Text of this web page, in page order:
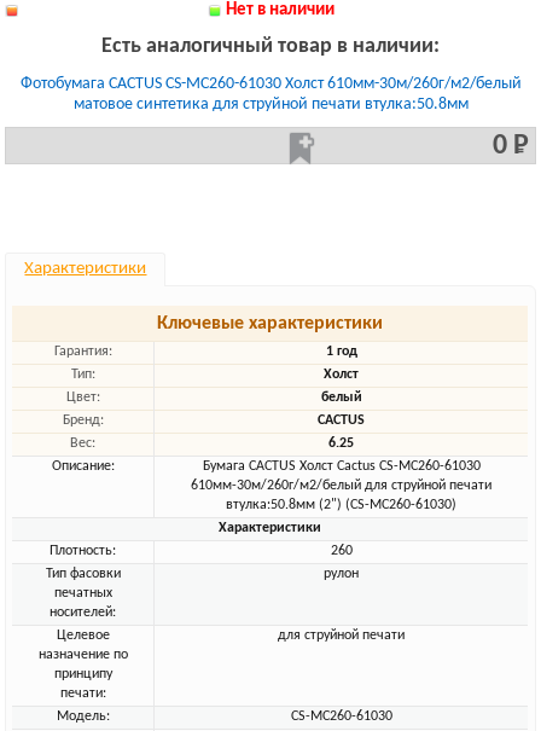
Нет в наличии
Есть аналогичный товар в наличии:
Фотобумага CACTUS CS-MC260-61030 Холст 610мм-30м/260г/м2/белый
матовое синтетика для струйной печати втулка:50.8мм
0 Р
Характеристики
Ключевые характеристики
Гарантия:
1 год
Тип:
Холст
Цвет:
белый
Бренд:
CACTUS
Вес:
6.25
Описание:
Бумага CACTUS Холст Cactus CS-MC260-61030
610мм-30м/260г/м2/белый для струйной печати
втулка:50.8мм (2") (CS-MC260-61030)
Характеристики
Плотность:
260
Тип фасовки
печатных
носителей:
рулон
Целевое
назначение по
принципу
печати:
для струйной печати
Модель:
CS-MC260-61030